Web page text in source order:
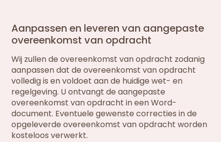
Aanpassen en leveren van aangepaste
overeenkomst van opdracht
Wij zullen de overeenkomst van opdracht zodanig
aanpassen dat de overeenkomst van opdracht
volledig is en voldoet aan de huidige wet- en
regelgeving. U ontvangt de aangepaste
overeenkomst van opdracht in een Word-
document. Eventuele gewenste correcties in de
opgeleverde overeenkomst van opdracht worden
kosteloos verwerkt.